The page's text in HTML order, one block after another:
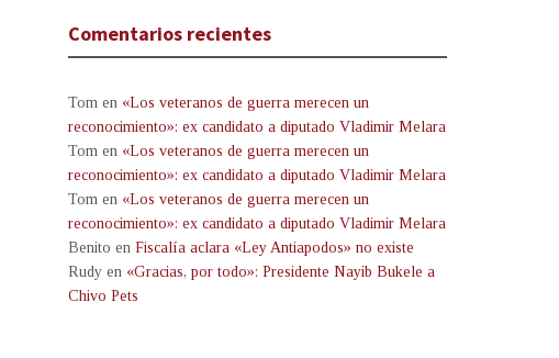
Comentarios recientes
Tom en «Los veteranos de guerra merecen un
reconocimiento»: ex candidato a diputado Vladimir Melara
Tom en «Los veteranos de guerra merecen un
reconocimiento»: ex candidato a diputado Vladimir Melara
Tom en «Los veteranos de guerra merecen un
reconocimiento»: ex candidato a diputado Vladimir Melara
Benito en Fiscalía aclara «Ley Antiapodos» no existe
Rudy en «Gracias, por todo»: Presidente Nayib Bukele a
Chivo Pets